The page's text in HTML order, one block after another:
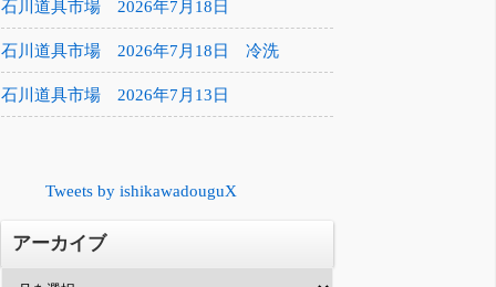
石川道具市場 2026年7月18日
石川道具市場 2026年7月18日 冷洗
石川道具市場 2026年7月13日
Tweets by ishikawadouguX
アーカイブ